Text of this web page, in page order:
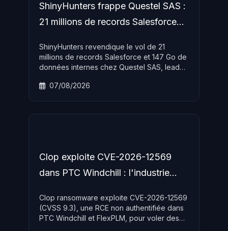
ShinyHunters frappe Questel SAS :
21 millions de records Salesforce
ShinyHunters revendique le vol de 21
millions de records Salesforce et 147 Go de
données internes chez Questel SAS, leader
L'attaque s'inscrit dans une campagne
07/08/2026
Clop exploite CVE-2026-12569
dans PTC Windchill : l'industrie
Clop ransomware exploite CVE-2026-12569
(CVSS 9.3), une RCE non authentifiée dans
PTC Windchill et FlexPLM, pour voler des